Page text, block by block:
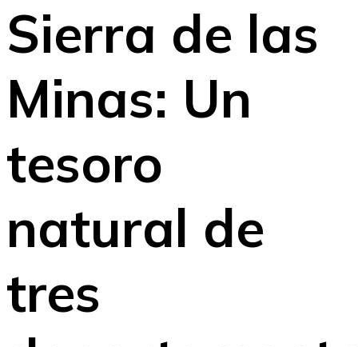
Sierra de las
Minas: Un
tesoro
natural de
tres